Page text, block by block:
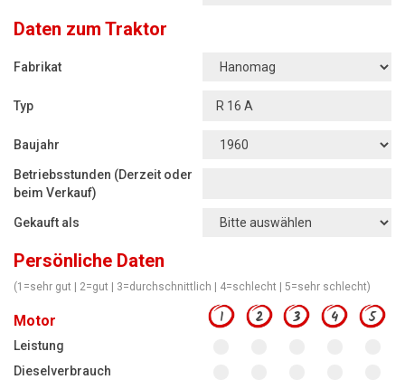
Radlader
Rasentraktoren
Jetzt Bewerten
Daten zum Traktor
Fabrikat
Typ
Baujahr
Betriebsstunden (Derzeit oder
beim Verkauf)
Gekauft als
Persönliche Daten
(1=sehr gut | 2=gut | 3=durchschnittlich | 4=schlecht | 5=sehr schlecht)
Motor 1 2 3 4 5
Leistung
Dieselverbrauch